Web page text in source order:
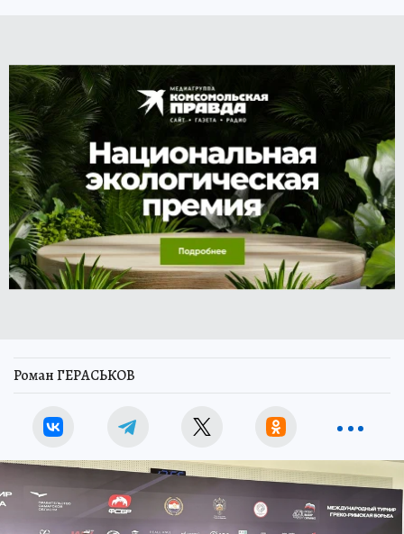
Роман ГЕРАСЬКОВ